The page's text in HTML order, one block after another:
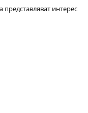
интерес